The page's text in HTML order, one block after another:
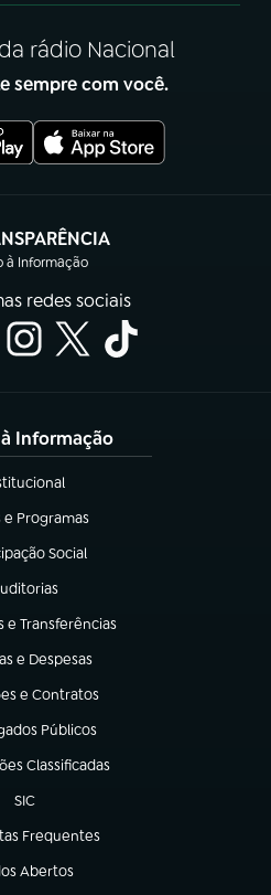
rádio Nacional
sempre com você.
à Informação
(abre em nova aba)
redes sociais
Informação
em nova aba)
e Programas
nova aba)
Social
nova aba)
em nova aba)
e Transferências
aba)
e Despesas
nova aba)
e Contratos
nova aba)
Públicos
nova aba)
Classificadas
aba)
SIC
(abre em nova aba)
Frequentes
nova aba)
Abertos
em nova aba)